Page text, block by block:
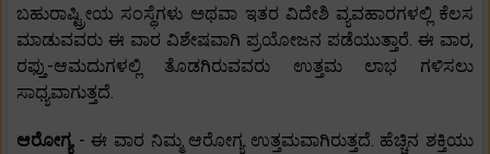
ಬಹುರಾಷ್ಟ್ರೀಯ ಸಂಸ್ಥೆಗಳು ಅಥವಾ ಇತರ ವಿದೇಶಿ ವ್ಯವಹಾರಗಳಲ್ಲಿ ಕೆಲಸ
ಮಾಡುವವರು ಈ ವಾರ ವಿಶೇಷವಾಗಿ ಪ್ರಯೋಜನ ಪಡೆಯುತ್ತಾರೆ. ಈ ವಾರ,
ರಫ್ತು-ಆಮದುಗಳಲ್ಲಿ ತೊಡಗಿರುವವರು ಉತ್ತಮ ಲಾಭ ಗಳಿಸಲು
ಸಾಧ್ಯವಾಗುತ್ತದೆ.
ಆರೋಗ್ಯ - ಈ ವಾರ ನಿಮ್ಮ ಆರೋಗ್ಯ ಉತ್ತಮವಾಗಿರುತ್ತದೆ. ಹೆಚ್ಚಿನ ಶಕ್ತಿಯು